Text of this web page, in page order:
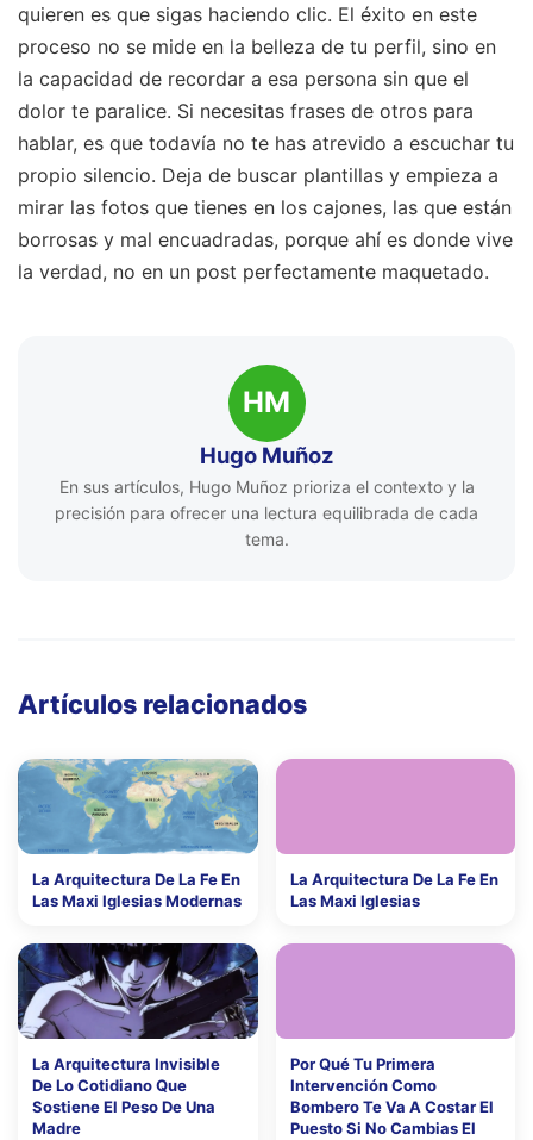
quieren es que sigas haciendo clic. El éxito en este
proceso no se mide en la belleza de tu perfil, sino en
la capacidad de recordar a esa persona sin que el
dolor te paralice. Si necesitas frases de otros para
hablar, es que todavía no te has atrevido a escuchar tu
propio silencio. Deja de buscar plantillas y empieza a
mirar las fotos que tienes en los cajones, las que están
borrosas y mal encuadradas, porque ahí es donde vive
la verdad, no en un post perfectamente maquetado.
HM
Hugo Muñoz
En sus artículos, Hugo Muñoz prioriza el contexto y la
precisión para ofrecer una lectura equilibrada de cada
tema.
Artículos relacionados
La Arquitectura De La Fe En
Las Maxi Iglesias Modernas
La Arquitectura De La Fe En
Las Maxi Iglesias
La Arquitectura Invisible
De Lo Cotidiano Que
Sostiene El Peso De Una
Madre
Por Qué Tu Primera
Intervención Como
Bombero Te Va A Costar El
Puesto Si No Cambias El